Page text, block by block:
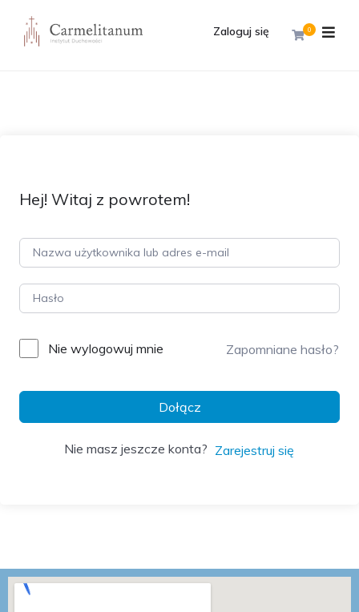
0
Zaloguj się
Hej! Witaj z powrotem!
Nie wylogowuj mnie Zapomniane hasło?
Dołącz
Nie masz jeszcze konta? Zarejestruj się